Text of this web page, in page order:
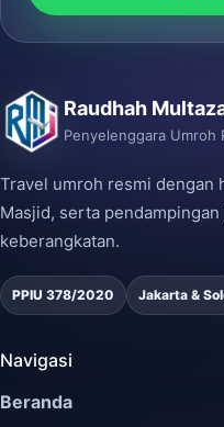
Raudhah
Penyelenggara Umroh
Travel umroh resmi dengan
Masjid, serta
keberangkatan.
PPIU 378/2020 Jakarta &
Navigasi
Beranda